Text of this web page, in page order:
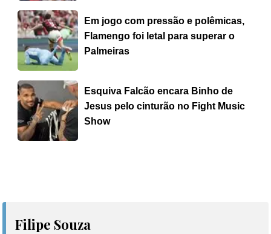
Em jogo com pressão e polêmicas,
Flamengo foi letal para superar o
Palmeiras
Esquiva Falcão encara Binho de
Jesus pelo cinturão no Fight Music
Show
Filipe Souza